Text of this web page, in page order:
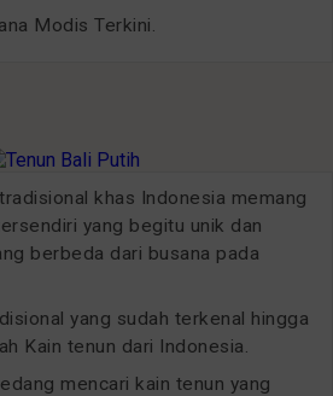
Modis Terkini.
khas Indonesia memang
yang begitu unik dan
berbeda dari busana pada
yang sudah terkenal hingga
Kain tenun dari Indonesia.
mencari kain tenun yang